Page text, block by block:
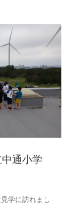
通小学
学に訪れまし